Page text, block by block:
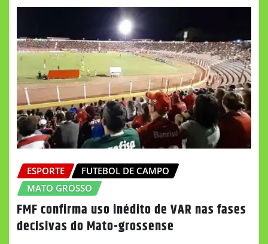
ESPORTE
FUTEBOL DE CAMPO
MATO GROSSO
FMF confirma uso inédito de VAR nas fases
decisivas do Mato-grossense